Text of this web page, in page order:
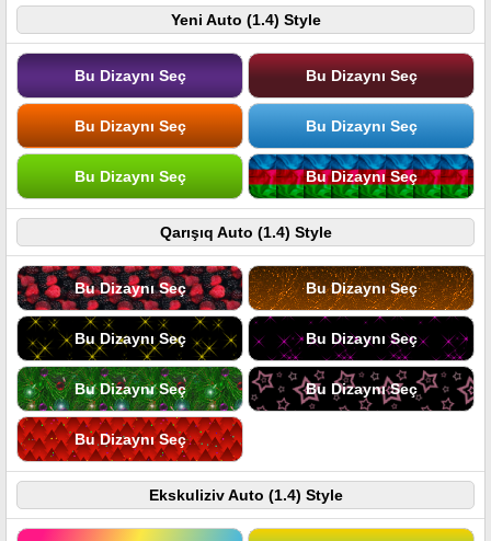
Yeni Auto (1.4) Style
Bu Dizaynı Seç Bu Dizaynı Seç
Bu Dizaynı Seç Bu Dizaynı Seç
Bu Dizaynı Seç Bu Dizaynı Seç
Qarışıq Auto (1.4) Style
Bu Dizaynı Seç Bu Dizaynı Seç
Bu Dizaynı Seç Bu Dizaynı Seç
Bu Dizaynı Seç Bu Dizaynı Seç
Bu Dizaynı Seç
Ekskuliziv Auto (1.4) Style